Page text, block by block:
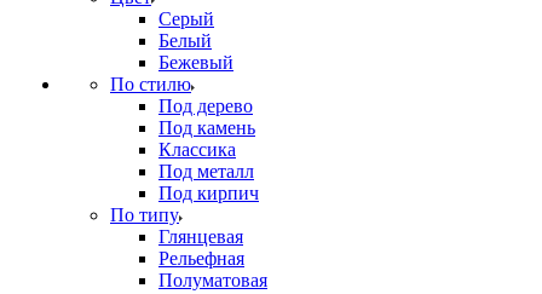
Серый
Белый
Бежевый
По стилю
Под дерево
Под камень
Классика
Под металл
Под кирпич
По типу
Глянцевая
Рельефная
Полуматовая